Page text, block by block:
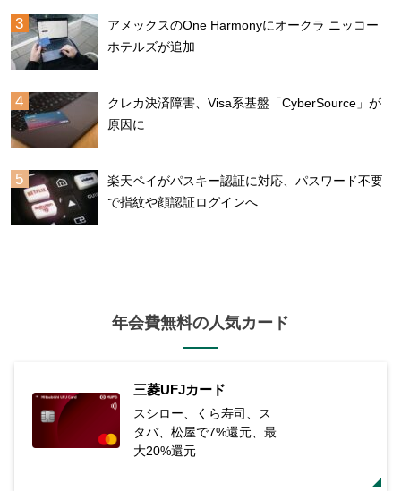
アメックスのOne Harmonyにオークラ ニッコー
ホテルズが追加
クレカ決済障害、Visa系基盤「CyberSource」が
原因に
楽天ペイがパスキー認証に対応、パスワード不要
で指紋や顔認証ログインへ
年会費無料の人気カード
三菱UFJカード
スシロー、くら寿司、ス
タバ、松屋で7%還元、最
大20%還元